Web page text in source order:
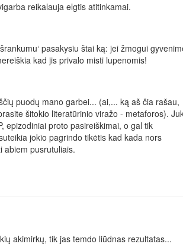
reikalauja elgtis atitinkamai.
pasakysiu štai ką: jei žmogui
kad jis privalo misti lupenomis!
puodų mano garbei... (ai,... ką aš čia rašau,
šitokio literatūrinio viražo - metaforos).
epizodiniai proto pasireiškimai, o gal tik
jokio pagrindo tikėtis kad kada nors
abiem pusrutuliais.
akimirkų, tik jas temdo liūdnas rezultatas...